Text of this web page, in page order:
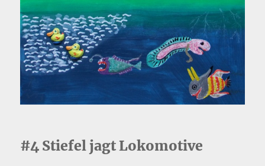
#4 Stiefel jagt Lokomotive